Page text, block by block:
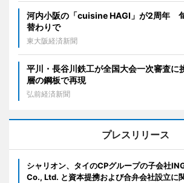
河内小阪の「cuisine HAGI」が2周年
替わりで
東大阪経済新聞
平川・長谷川鉄工が全国大会一次審査
層の鋼板で再現
弘前経済新聞
プレスリリース
シャリオン、タイのCPグループの子会社
Co., Ltd. と資本提携および合弁会社設立に